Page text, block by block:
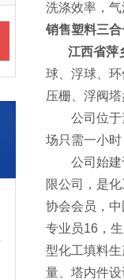
洗涤效率，
销售塑料三
江西省萍
球、浮球、
压栅、浮阀
公司位于素
场只需一小
公司始建于
限公司，是
协会会员，
专业员16，
型化工填料
量、塔内件